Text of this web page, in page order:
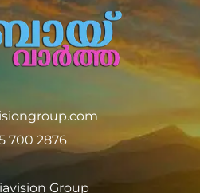
700 2876
Group